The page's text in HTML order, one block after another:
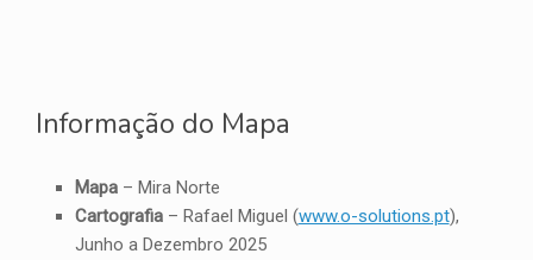
Informação do Mapa
Mapa– Mira Norte
Cartografia– Rafael Miguel (www.o-solutions.pt),
Junho a Dezembro 2025